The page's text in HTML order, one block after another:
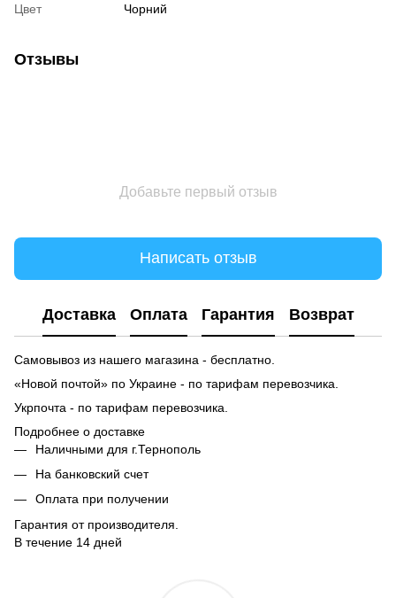
Цвет Чорний
Отзывы
Добавьте первый отзыв
Написать отзыв
Доставка Оплата Гарантия Возврат
Самовывоз из нашего магазина - бесплатно.
«Новой почтой» по Украине - по тарифам перевозчика.
Укрпочта - по тарифам перевозчика.
Подробнее о доставке
Наличными для г.Тернополь
На банковский счет
Оплата при получении
Гарантия от производителя.
В течение 14 дней